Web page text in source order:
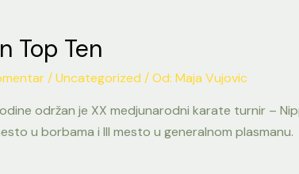
Top Ten
/Uncategorized / Od: Maja Vujovic
godine održan je XX medjunarodni karate turnir –
u borbama i III mesto u generalnom plasmanu.